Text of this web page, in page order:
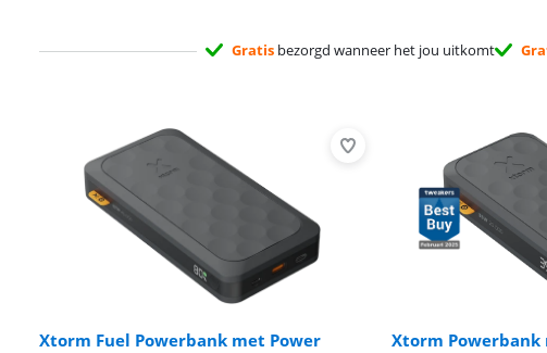
Gratis bezorgd wanneer het jou uitkomt
Xtorm Fuel Powerbank met Power
Xtorm Powerbank